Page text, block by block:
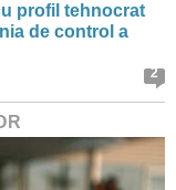
profil tehnocrat
de control a
2